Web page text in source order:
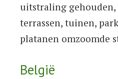
uitstraling
terrassen, tuinen,
platanen omzoomde
België